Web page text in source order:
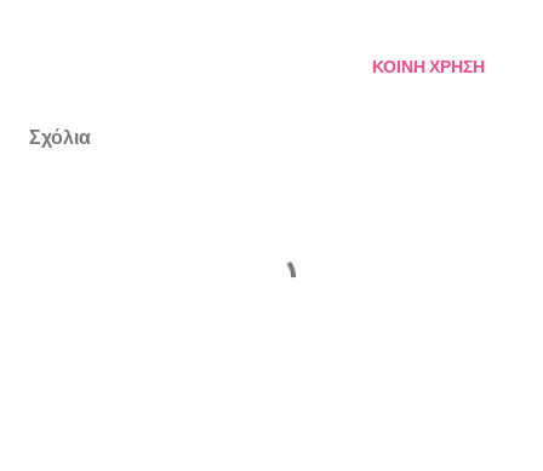
ΚΟΙΝΉ ΧΡΉΣΗ
Σχόλια